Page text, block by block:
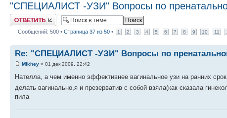
"СПЕЦИАЛИСТ -УЗИ" Вопросы по
Ответить
Сообщений: 500 • Страница 37 из 50 • 1 2 3 4 5 6 7 8 9 10 11
Re: "СПЕЦИАЛИСТ -УЗИ" Вопросы по
Mikhey » 01 дек 2009, 22:42
Нателла, а чем именно эффективнее вагинальное узи на ранних
делать вагинально,я и презерватив с собой взяла(как сказала
пила